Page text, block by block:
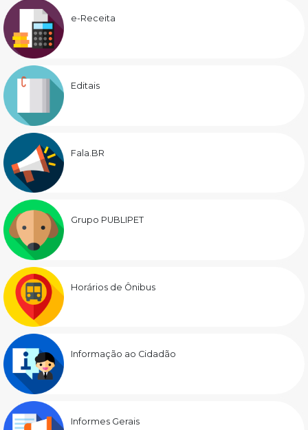
e-Receita
Editais
Fala.BR
Grupo PUBLIPET
Horários de Ônibus
Informação ao Cidadão
Informes Gerais